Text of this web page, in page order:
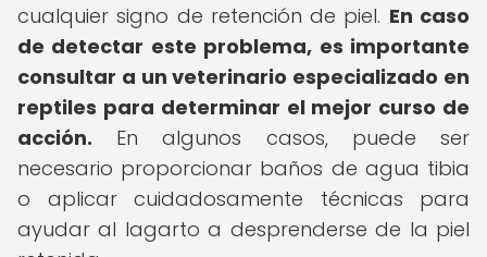
cualquier signo de retención de piel. En caso
de detectar este problema, es importante
consultar a un veterinario especializado en
reptiles para determinar el mejor curso de
acción. En algunos casos, puede ser
necesario proporcionar baños de agua tibia
o aplicar cuidadosamente técnicas para
ayudar al lagarto a desprenderse de la piel